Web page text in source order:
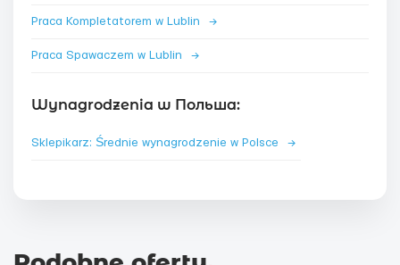
Praca Kompletatorem w Lublin →
Praca Spawaczem w Lublin →
Wynagrodzenia w Польша:
Sklepikarz: Średnie wynagrodzenie w Polsce →